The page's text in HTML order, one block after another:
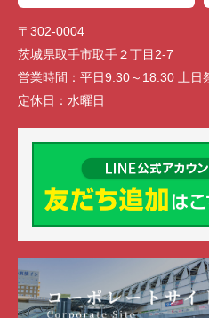
〒302-0004
茨城県取手市取手２丁目2-7
営業時間： 平日9:30～18:30 土日
定休日： 水曜日